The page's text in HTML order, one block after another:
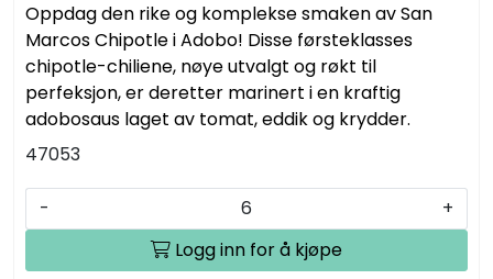
Oppdag den rike og komplekse smaken av San
Marcos Chipotle i Adobo! Disse førsteklasses
chipotle-chiliene, nøye utvalgt og røkt til
perfeksjon, er deretter marinert i en kraftig
adobosaus laget av tomat, eddik og krydder.
47053
-
+
Logg inn for å kjøpe